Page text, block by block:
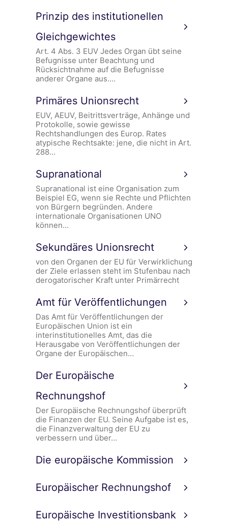
Prinzip des institutionellen
Gleichgewichtes
Art. 4 Abs. 3 EUV Jedes Organ übt seine
Befugnisse unter Beachtung und
Rücksichtnahme auf die Befugnisse
anderer Organe aus.…
Primäres Unionsrecht
EUV, AEUV, Beitrittsverträge, Anhänge und
Protokolle, sowie gewisse
Rechtshandlungen des Europ. Rates
atypische Rechtsakte: jene, die nicht in Art.
288…
Supranational
Supranational ist eine Organisation zum
Beispiel EG, wenn sie Rechte und Pflichten
von Bürgern begründen. Andere
internationale Organisationen UNO
können…
Sekundäres Unionsrecht
von den Organen der EU für Verwirklichung
der Ziele erlassen steht im Stufenbau nach
derogatorischer Kraft unter Primärrecht
Amt für Veröffentlichungen
Das Amt für Veröffentlichungen der
Europäischen Union ist ein
interinstitutionelles Amt, das die
Herausgabe von Veröffentlichungen der
Organe der Europäischen…
Der Europäische
Rechnungshof
Der Europäische Rechnungshof überprüft
die Finanzen der EU. Seine Aufgabe ist es,
die Finanzverwaltung der EU zu
verbessern und über…
Die europäische Kommission
Europäischer Rechnungshof
Europäische Investitionsbank